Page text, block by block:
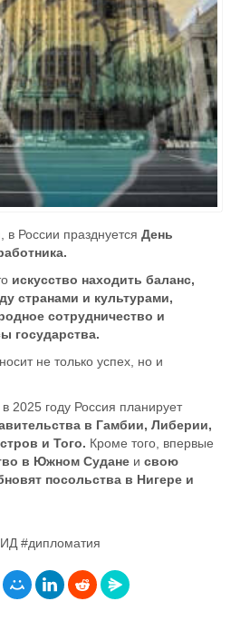
России празднуется День
искусство находить баланс,
странами и культурами,
сотрудничество и
государства.
не только успех, но и
2025 году Россия планирует
в Гамбии, Либерии,
и Того. Кроме того, впервые
в Южном Судане и свою
посольства в Нигере и
#дипломатия